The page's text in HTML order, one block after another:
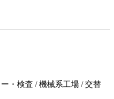
・検査 / 機械系工場 / 交替